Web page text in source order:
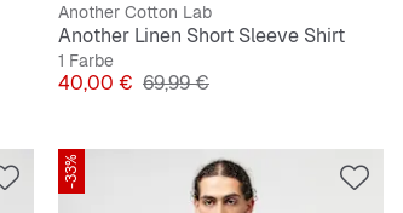
Another Cotton Lab
Another Linen Short Sleeve Shirt
1 Farbe
Preis
40,00 € Originalpreis
69,99 €
-33%